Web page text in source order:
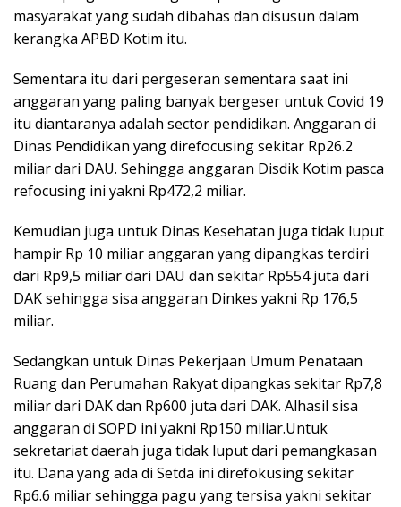
masyarakat yang sudah dibahas dan disusun dalam
kerangka APBD Kotim itu.
Sementara itu dari pergeseran sementara saat ini
anggaran yang paling banyak bergeser untuk Covid 19
itu diantaranya adalah sector pendidikan. Anggaran di
Dinas Pendidikan yang direfocusing sekitar Rp26.2
miliar dari DAU. Sehingga anggaran Disdik Kotim pasca
refocusing ini yakni Rp472,2 miliar.
Kemudian juga untuk Dinas Kesehatan juga tidak luput
hampir Rp 10 miliar anggaran yang dipangkas terdiri
dari Rp9,5 miliar dari DAU dan sekitar Rp554 juta dari
DAK sehingga sisa anggaran Dinkes yakni Rp 176,5
miliar.
Sedangkan untuk Dinas Pekerjaan Umum Penataan
Ruang dan Perumahan Rakyat dipangkas sekitar Rp7,8
miliar dari DAK dan Rp600 juta dari DAK. Alhasil sisa
anggaran di SOPD ini yakni Rp150 miliar.Untuk
sekretariat daerah juga tidak luput dari pemangkasan
itu. Dana yang ada di Setda ini direfokusing sekitar
Rp6.6 miliar sehingga pagu yang tersisa yakni sekitar